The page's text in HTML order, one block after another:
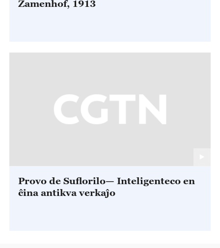
Zamenhof, 1913
Provo de Suflorilo— Inteligenteco en
ĉina antikva verkaĵo